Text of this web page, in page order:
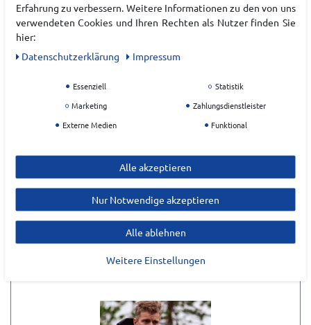
EU Verantwortlicher
ZULETZT ANGESEHEN
Erfahrung zu verbessern. Weitere Informationen zu den von uns
verwendeten Cookies und Ihren Rechten als Nutzer finden Sie
hier:
Daten­schutz­erklärung
Impressum
Essenziell
Statistik
Marketing
Zahlungsdienstleister
Externe Medien
Funktional
Alle akzeptieren
Nur Notwendige akzeptieren
Alle ablehnen
Weitere Einstellungen